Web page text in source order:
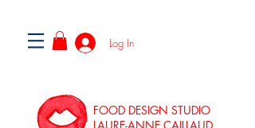
Log In
FOOD DESIGN STUDIO